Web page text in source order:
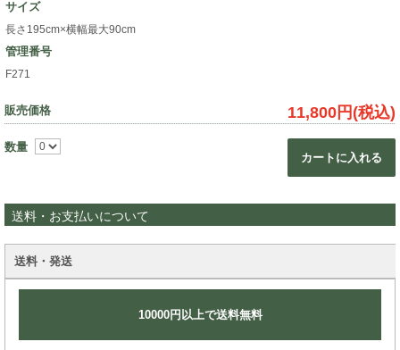
サイズ
長さ195cm×横幅最大90cm
管理番号
F271
販売価格 11,800円(税込)
数量
カートに入れる
送料・お支払いについて
送料・発送
10000円以上で送料無料